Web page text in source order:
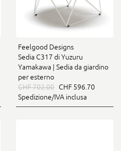
Feelgood Designs
Sedia C317 di Yuzuru
Yamakawa | Sedia da giardino
per esterno
CHF 702.00 CHF 596.70
Spedizione/IVA inclusa